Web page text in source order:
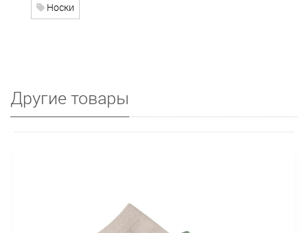
Носки
Другие товары